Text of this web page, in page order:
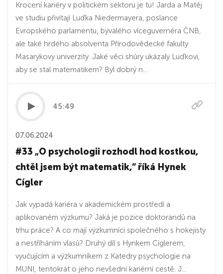
Krocení kariéry v politickém sektoru je tu! Jarda a Matěj
ve studiu přivítají Luďka Niedermayera, poslance
Evropského parlamentu, bývalého víceguvernéra ČNB,
ale také hrdého absolventa Přírodovědecké fakulty
Masarykovy univerzity. Jaké věci shůry ukázaly Luďkovi,
aby se stal matematikem? Byl dobrý n...
45:49
07.06.2024
#33 „O psychologii rozhodl hod kostkou,
chtěl jsem být matematik,“ říká Hynek
Cígler
Jak vypadá kariéra v akademickém prostředí a
aplikovaném výzkumu? Jaká je pozice doktorandů na
trhu práce? A co mají výzkumníci společného s hokejisty
a nestříháním vlasů? Druhý díl s Hynkem Cíglerem,
vyučujícím a výzkumníkem z Katedry psychologie na
MUNI, tentokrát o jeho nevšední kariérní cestě. J...